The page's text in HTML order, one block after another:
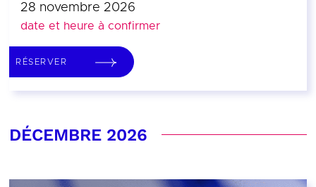
28 novembre 2026
date et heure à confirmer
RÉSERVER
DÉCEMBRE 2026